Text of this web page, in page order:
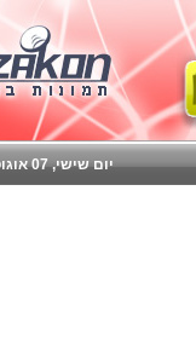
יום שישי, 07 אוגוסט 2026 |